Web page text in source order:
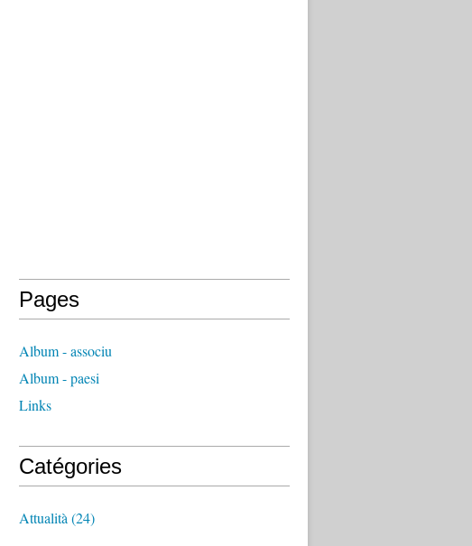
Pages
Album - associu
Album - paesi
Links
Catégories
Attualità (24)